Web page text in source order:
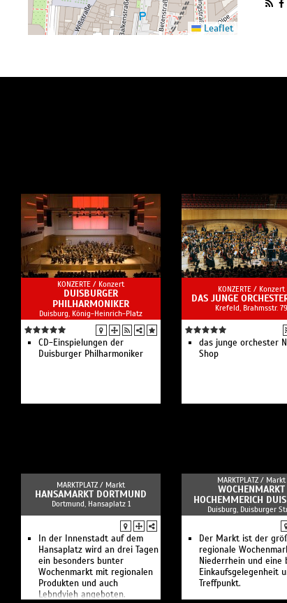
Leaflet
KONZERTE / Konzert
DUISBURGER
PHILHARMONIKER
Duisburg, König-Heinrich-Platz
CD-Einspielungen der
Duisburger Philharmoniker
KONZERTE / Konzert
DAS JUNGE
Krefeld, Brahmsstr. 79
das junge orchester
Shop
MARKTPLATZ / Markt
HANSAMARKT DORTMUND
Dortmund, Hansaplatz 1
In der Innenstadt auf dem
Hansaplatz wird an drei Tagen
ein besonders bunter
Wochenmarkt mit regionalen
Produkten und auch
Lebndvieh angeboten.
MARKTPLATZ / Markt
WOCHENMARKT
HOCHEMMERICH
Duisburg, Duisburger
Der Markt ist der
regionale
Niederrhein und eine
Einkaufsgelegenheit
Treffpunkt.